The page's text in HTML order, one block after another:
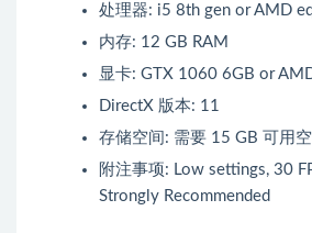
处理器: i5 8th gen or AMD
内存: 12 GB RAM
显卡: GTX 1060 6GB or
DirectX 版本: 11
存储空间: 需要 15 GB 可用
附注事项: Low settings, 30
Strongly Recommended